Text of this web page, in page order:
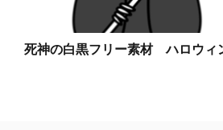
死神の白黒フリー素材 ハロウィ